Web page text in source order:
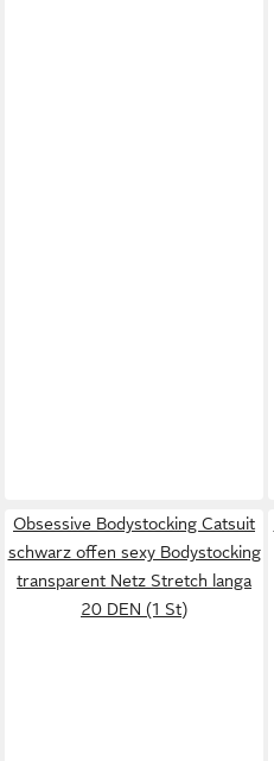
Obsessive Bodystocking Catsuit
schwarz offen sexy Bodystocking
transparent Netz Stretch langa
20 DEN (1 St)